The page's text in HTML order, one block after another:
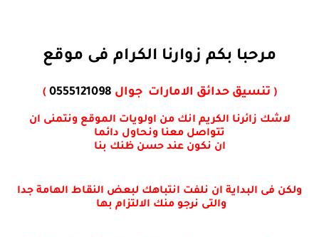
مرحبا بكم زوارنا الكرام فى موقع
( تنسيق حدائق الامارات جوال 0555121098
)
لاشك زائرنا الكريم انك من اولويات الموقع ونتمنى ان
تتواصل معنا ونحاول دائما
ان نكون عند حسن ظنك بنا
ولكن فى البداية ان نلفت انتباهك لبعض النقاط الهامة جدا
والتى نرجو منك الالتزام بها